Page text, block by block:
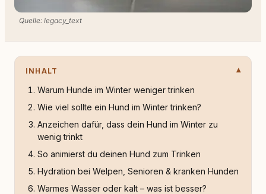
Quelle: legacy_text
INHALT
Warum Hunde im Winter weniger trinken
Wie viel sollte ein Hund im Winter trinken?
Anzeichen dafür, dass dein Hund im Winter zu
wenig trinkt
So animierst du deinen Hund zum Trinken
Hydration bei Welpen, Senioren & kranken Hunden
Warmes Wasser oder kalt – was ist besser?